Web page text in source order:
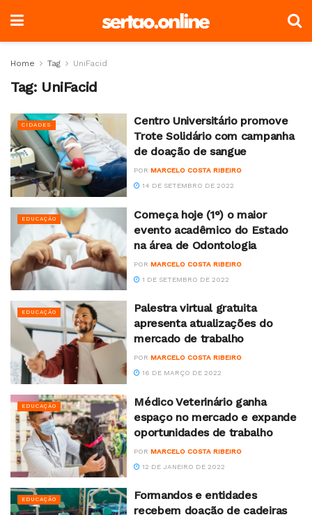
Home Tag UniFacid
Tag: UniFacid
CIDADES
Centro Universitário promove
Trote Solidário com campanha
de doação de sangue
POR MARCELO COSTA RIBEIRO
14 DE SETEMBRO DE 2022
EDUCAÇÃO
Começa hoje (1°) o maior
evento acadêmico do Estado
na área de Odontologia
POR MARCELO COSTA RIBEIRO
1 DE SETEMBRO DE 2022
EDUCAÇÃO
Palestra virtual gratuita
apresenta atualizações do
mercado de trabalho
POR MARCELO COSTA RIBEIRO
16 DE MARÇO DE 2022
EDUCAÇÃO
Médico Veterinário ganha
espaço no mercado e expande
oportunidades de trabalho
POR MARCELO COSTA RIBEIRO
12 DE JANEIRO DE 2022
EDUCAÇÃO
Formandos e entidades
recebem doação de cadeiras